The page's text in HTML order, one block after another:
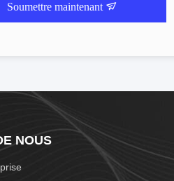
Soumettre maintenant
NOUS